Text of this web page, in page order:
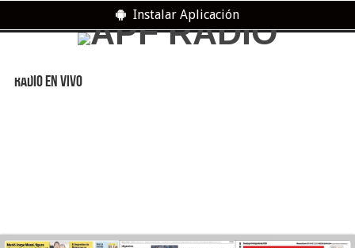
Instalar Aplicación
RADIO EN VIVO